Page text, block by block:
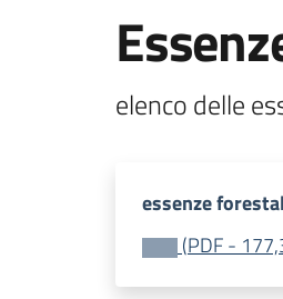
elenco delle
essenze
(PDF-